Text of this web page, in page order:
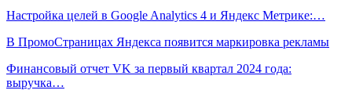
Настройка целей в Google Analytics 4 и Яндекс Метрике:…
В ПромоСтраницах Яндекса появится маркировка рекламы
Финансовый отчет VK за первый квартал 2024 года:
выручка…